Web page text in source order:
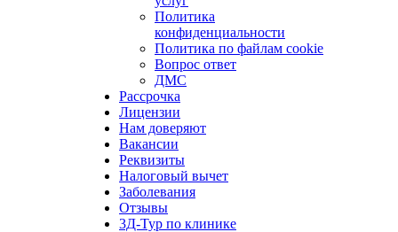
Политика
конфиденциальности
Политика по файлам cookie
Вопрос ответ
ДМС
Рассрочка
Лицензии
Нам доверяют
Вакансии
Реквизиты
Налоговый вычет
Заболевания
Отзывы
3Д-Тур по клинике